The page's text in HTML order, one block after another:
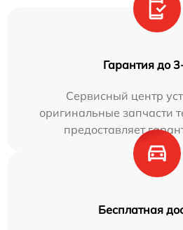
Гарантия до
Сервисный центр
оригинальные запчасти
предоставляет
Бесплатная